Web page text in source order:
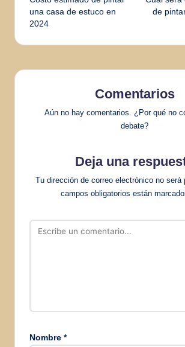
de
entradas
una casa de estuco en
2024
de
Comentarios
Aún no hay comentarios. ¿Por qué no
debate?
Deja una
Tu dirección de correo electrónico no será
campos obligatorios están
Nombre *